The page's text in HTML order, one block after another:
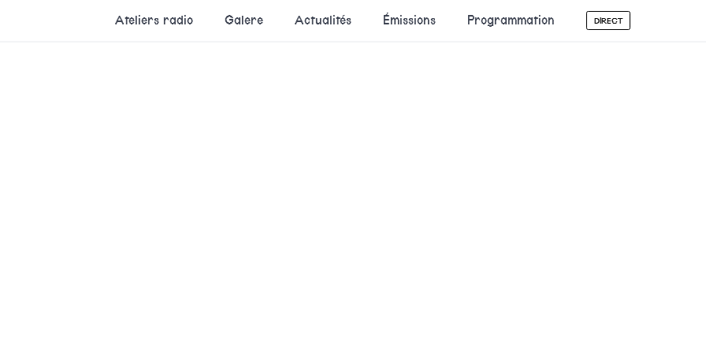
Ateliers radio Galere Actualités Émissions Programmation DIRECT